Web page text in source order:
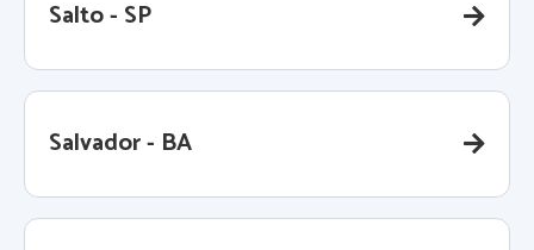
Salto - SP
Salvador - BA